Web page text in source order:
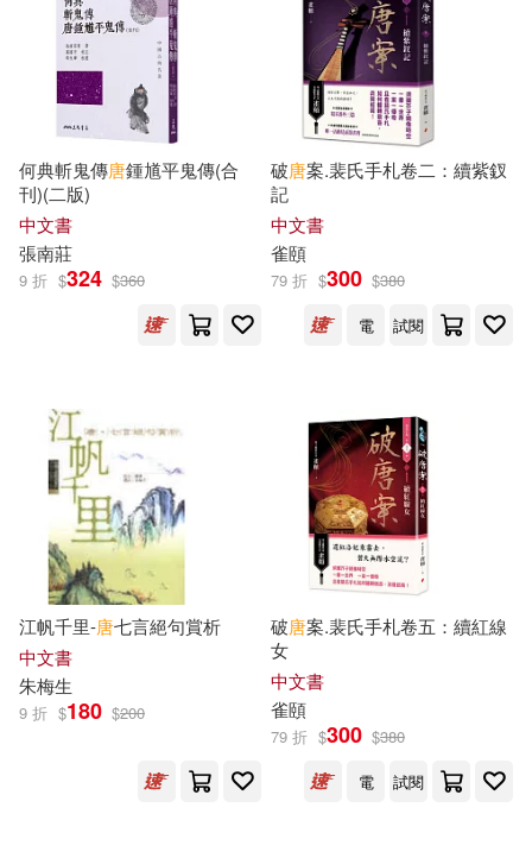
約翰．史坦貝克(17)
賴瑞和(17) 鄧曉芒(17)
鈴木央(17) （唐）韓愈(17)
（德）卡爾·威特(17)
（意）卡爾維諾(17)
（美）西德尼·謝爾頓(17)
（英）威廉·莎士比亞(17)
（英）摩爾(17)
（英）柯南·道爾，厲河(17)
劉可欣(16)
摩托車(雜誌零售)(92)
時代文藝出版社(92) 臉譜(92)
中國文史出版社(91)
江蘇文藝出版社(91)
萬卷出版公司(89)
大塊文化(88)
山東人民出版社(88)
環球 Blue Note(88)
崇文書局(87)
何典斬鬼傳唐鍾馗平鬼傳(合
刊)(二版)
中文書
張南莊
9 折 $324 $360
破唐案.裴氏手札卷二：續紫釵
記
中文書
雀頤
79 折 $300 $380
電
試閱
江帆千里-唐七言絕句賞析
中文書
朱梅生
9 折 $180 $200
破唐案.裴氏手札卷五：續紅線
女
中文書
雀頤
79 折 $300 $380
電
試閱